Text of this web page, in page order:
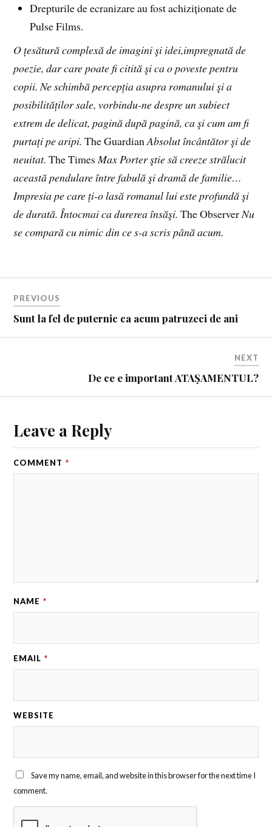
Drepturile de ecranizare au fost achiziționate de
Pulse Films.
O țesătură complexă de imagini şi idei,impregnată de
poezie, dar care poate fi citită şi ca o poveste pentru
copii. Ne schimbă percepția asupra romanului şi a
posibilităților sale, vorbindu-ne despre un subiect
extrem de delicat, pagină după pagină, ca şi cum am fi
purtați pe aripi.The GuardianAbsolut încântător şi de
neuitat.The TimesMax Porter ştie să creeze strălucit
această pendulare între fabulă şi dramă de familie…
Impresia pe care ți-o lasă romanul lui este profundă şi
de durată. Întocmai ca durerea însăşi.The ObserverNu
se compară cu nimic din ce s-a scris până acum.
PREVIOUS
Sunt la fel de puternic ca acum patruzeci de ani
NEXT
De ce e important ATAȘAMENTUL?
Leave a Reply
COMMENT *
NAME *
EMAIL *
WEBSITE
Save my name, email, and website in this browser for the next time I
comment.